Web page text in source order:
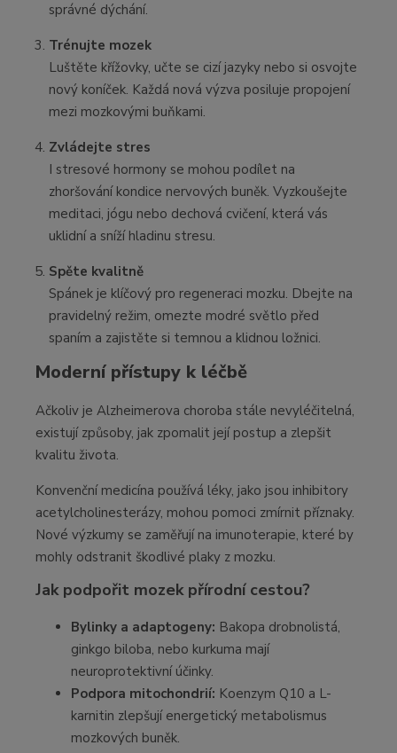
správné dýchání.
Trénujte mozek
Luštěte křížovky, učte se cizí jazyky nebo si osvojte
nový koníček. Každá nová výzva posiluje propojení
mezi mozkovými buňkami.
Zvládejte stres
I stresové hormony se mohou podílet na
zhoršování kondice nervových buněk. Vyzkoušejte
meditaci, jógu nebo dechová cvičení, která vás
uklidní a sníží hladinu stresu.
Spěte kvalitně
Spánek je klíčový pro regeneraci mozku. Dbejte na
pravidelný režim, omezte modré světlo před
spaním a zajistěte si temnou a klidnou ložnici.
Moderní přístupy k léčbě
Ačkoliv je Alzheimerova choroba stále nevyléčitelná,
existují způsoby, jak zpomalit její postup a zlepšit
kvalitu života.
Konvenční medicína používá léky, jako jsou inhibitory
acetylcholinesterázy, mohou pomoci zmírnit příznaky.
Nové výzkumy se zaměřují na imunoterapie, které by
mohly odstranit škodlivé plaky z mozku.
Jak podpořit mozek přírodní cestou?
Bylinky a adaptogeny: Bakopa drobnolistá,
ginkgo biloba, nebo kurkuma mají
neuroprotektivní účinky.
Podpora mitochondrií: Koenzym Q10 a L-
karnitin zlepšují energetický metabolismus
mozkových buněk.